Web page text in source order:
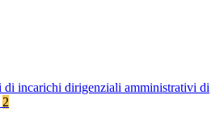
di incarichi dirigenziali amministrativi di
2